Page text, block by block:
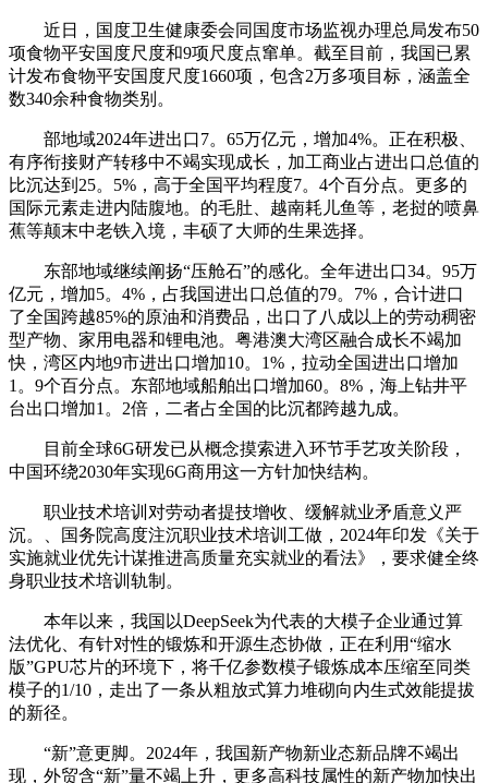
近日，国度卫生健康委会同国度市场监视办理总局发布50
项食物平安国度尺度和9项尺度点窜单。截至目前，我国已累
计发布食物平安国度尺度1660项，包含2万多项目标，涵盖全
数340余种食物类别。
部地域2024年进出口7。65万亿元，增加4%。正在积极、
有序衔接财产转移中不竭实现成长，加工商业占进出口总值的
比沉达到25。5%，高于全国平均程度7。4个百分点。更多的
国际元素走进内陆腹地。的毛肚、越南耗儿鱼等，老挝的喷鼻
蕉等颠末中老铁入境，丰硕了大师的生果选择。
东部地域继续阐扬“压舱石”的感化。全年进出口34。95万
亿元，增加5。4%，占我国进出口总值的79。7%，合计进口
了全国跨越85%的原油和消费品，出口了八成以上的劳动稠密
型产物、家用电器和锂电池。粤港澳大湾区融合成长不竭加
快，湾区内地9市进出口增加10。1%，拉动全国进出口增加
1。9个百分点。东部地域船舶出口增加60。8%，海上钻井平
台出口增加1。2倍，二者占全国的比沉都跨越九成。
目前全球6G研发已从概念摸索进入环节手艺攻关阶段，
中国环绕2030年实现6G商用这一方针加快结构。
职业技术培训对劳动者提技增收、缓解就业矛盾意义严
沉。、国务院高度注沉职业技术培训工做，2024年印发《关于
实施就业优先计谋推进高质量充实就业的看法》，要求健全终
身职业技术培训轨制。
本年以来，我国以DeepSeek为代表的大模子企业通过算
法优化、有针对性的锻炼和开源生态协做，正在利用“缩水
版”GPU芯片的环境下，将千亿参数模子锻炼成本压缩至同类
模子的1/10，走出了一条从粗放式算力堆砌向内生式效能提拔
的新径。
“新”意更脚。2024年，我国新产物新业态新品牌不竭出
现，外贸含“新”量不竭上升，更多高科技属性的新产物加快出